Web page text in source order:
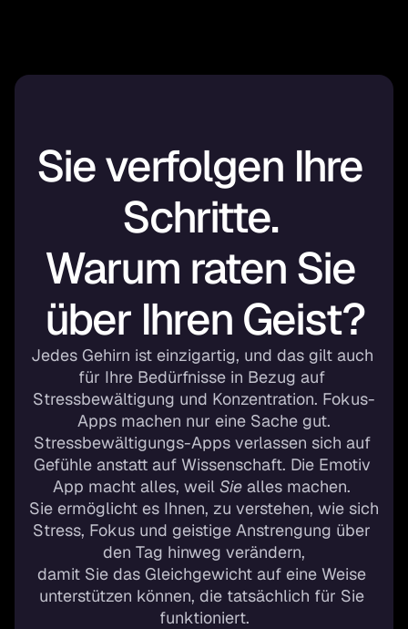
Sie verfolgen Ihre
Schritte.
Warum raten Sie
über Ihren Geist?
Jedes Gehirn ist einzigartig, und das gilt auch
für Ihre Bedürfnisse in Bezug auf
Stressbewältigung und Konzentration. Fokus-
Apps machen nur eine Sache gut.
Stressbewältigungs-Apps verlassen sich auf
Gefühle anstatt auf Wissenschaft. Die Emotiv
App macht alles, weil Sie alles machen.
Sie ermöglicht es Ihnen, zu verstehen, wie sich
Stress, Fokus und geistige Anstrengung über
den Tag hinweg verändern,
damit Sie das Gleichgewicht auf eine Weise
unterstützen können, die tatsächlich für Sie
funktioniert.